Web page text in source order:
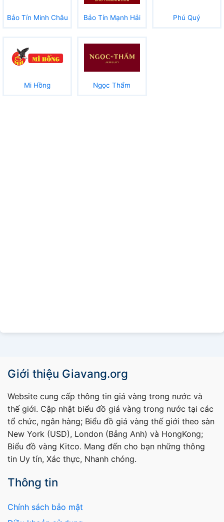
Bảo Tín Minh Châu Bảo Tín Mạnh Hải Phú Quý
Mi Hồng Ngọc Thẩm
Giới thiệu Giavang.org
Website cung cấp thông tin giá vàng trong nước và
thế giới. Cập nhật biểu đồ giá vàng trong nước tại các
tổ chức, ngân hàng; Biểu đồ giá vàng thế giới theo sàn
New York (USD), London (Bảng Anh) và HongKong;
Biểu đồ vàng Kitco. Mang đến cho bạn những thông
tin Uy tín, Xác thực, Nhanh chóng.
Thông tin
Chính sách bảo mật